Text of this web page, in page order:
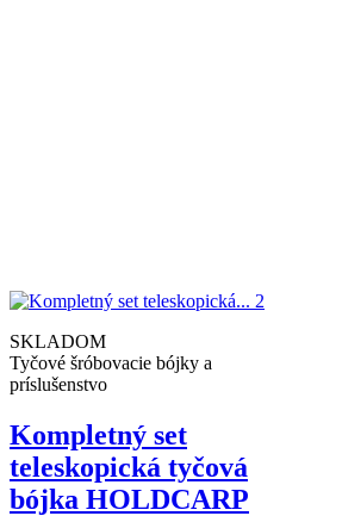
SKLADOM
Tyčové šróbovacie bójky a
príslušenstvo
Kompletný set
teleskopická tyčová
bójka HOLDCARP